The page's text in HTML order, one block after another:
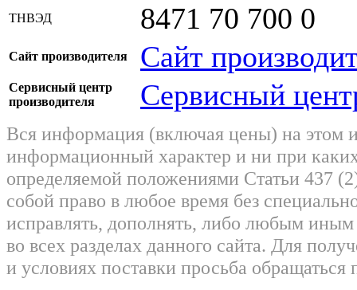
ТНВЭД 8471 70 700 0
Сайт производителя Сайт
Сервисный центр
производителя
Сервисный
Вся информация (включая цены) на этом
информационный характер и ни при
определяемой положениями Статьи 437
собой право в любое время без
исправлять, дополнять, либо любым
во всех разделах данного сайта. Для
и условиях поставки просьба